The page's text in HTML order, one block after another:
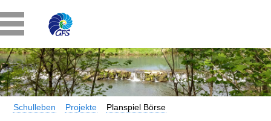
Schulleben Projekte Planspiel Börse